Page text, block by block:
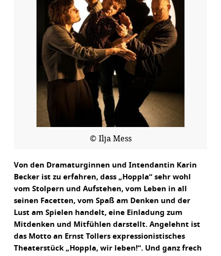
© Ilja Mess
Von den Dramaturginnen und Intendantin Karin
Becker ist zu erfahren, dass „Hoppla“ sehr wohl
vom Stolpern und Aufstehen, vom Leben in all
seinen Facetten, vom Spaß am Denken und der
Lust am Spielen handelt, eine Einladung zum
Mitdenken und Mitfühlen darstellt. Angelehnt ist
das Motto an Ernst Tollers expressionistisches
Theaterstück „Hoppla, wir leben!“. Und ganz frech